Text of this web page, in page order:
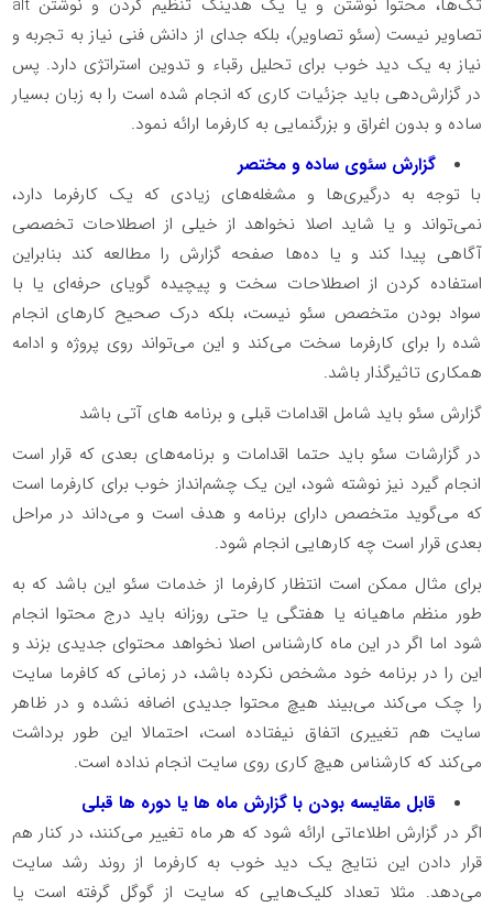
تصاویر نیست (سئو تصاویر)، بلکه جدای از دانش فنی نیاز به تجربه و
نیاز به یک دید خوب برای تحلیل رقباء و تدوین استراتژی دارد. پس
در گزارش‌دهی باید جزئیات کاری که انجام شده است را به زبان بسیار
ساده و بدون اغراق و بزرگنمایی به کارفرما ارائه نمود.
گزارش سئوی ساده و مختصر
با توجه به درگیری‌ها و مشغله‌های زیادی که یک کارفرما دارد،
نمی‌تواند و یا شاید اصلا نخواهد از خیلی از اصطلاحات تخصصی
آگاهی پیدا کند و یا ده‌ها صفحه گزارش را مطالعه کند بنابراین
استفاده کردن از اصطلاحات سخت و پیچیده گویای حرفه‌ای یا با
سواد بودن متخصص سئو نیست، بلکه درک صحیح کارهای انجام
شده را برای کارفرما سخت می‌کند و این می‌تواند روی پروژه و ادامه
همکاری تاثیرگذار باشد.
گزارش سئو باید شامل اقدامات قبلی و برنامه های آتی باشد
در گزارشات سئو باید حتما اقدامات و برنامه‌های بعدی که قرار است
انجام گیرد نیز نوشته شود، این یک چشم‌انداز خوب برای کارفرما است
که می‌گوید متخصص دارای برنامه و هدف است و می‌داند در مراحل
بعدی قرار است چه کارهایی انجام شود.
برای مثال ممکن است انتظار کارفرما از خدمات سئو این باشد که به
طور منظم ماهیانه یا هفتگی یا حتی روزانه باید درج محتوا انجام
شود اما اگر در این ماه کارشناس اصلا نخواهد محتوای جدیدی بزند و
این را در برنامه خود مشخص نکرده باشد، در زمانی که کافرما سایت
را چک می‌کند می‌بیند هیچ محتوا جدیدی اضافه نشده و در ظاهر
سایت هم تغییری اتفاق نیفتاده است، احتمالا این طور برداشت
می‌کند که کارشناس هیچ کاری روی سایت انجام نداده است.
قابل مقایسه بودن با گزارش ماه ها یا دوره ها قبلی
اگر در گزارش اطلاعاتی ارائه شود که هر ماه تغییر می‌کنند، در کنار هم
قرار دادن این نتایج یک دید خوب به کارفرما از روند رشد سایت
می‌دهد. مثلا تعداد کلیک‌هایی که سایت از گوگل گرفته است یا